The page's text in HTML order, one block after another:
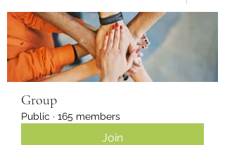
Group
Public · 165 members
Join